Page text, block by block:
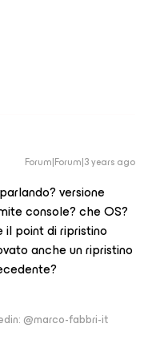
Forum|Forum|3 years ago
versione
console? che OS?
point di ripristino
anche un ripristino
@marco-fabbri-it